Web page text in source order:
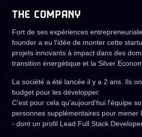
THE COMPANY
Fort de ses expériences
founder a eu l'idée de monter cette
projets innovants à impact dans des
transition énergétique et la Silver
La société a été lancée il y a 2 ans. Ils
budget pour les développer.
C'est pour cela qu'aujourd'hui l'équipe
personnes supplémentaires pour mener
- dont un profil Lead Full Stack